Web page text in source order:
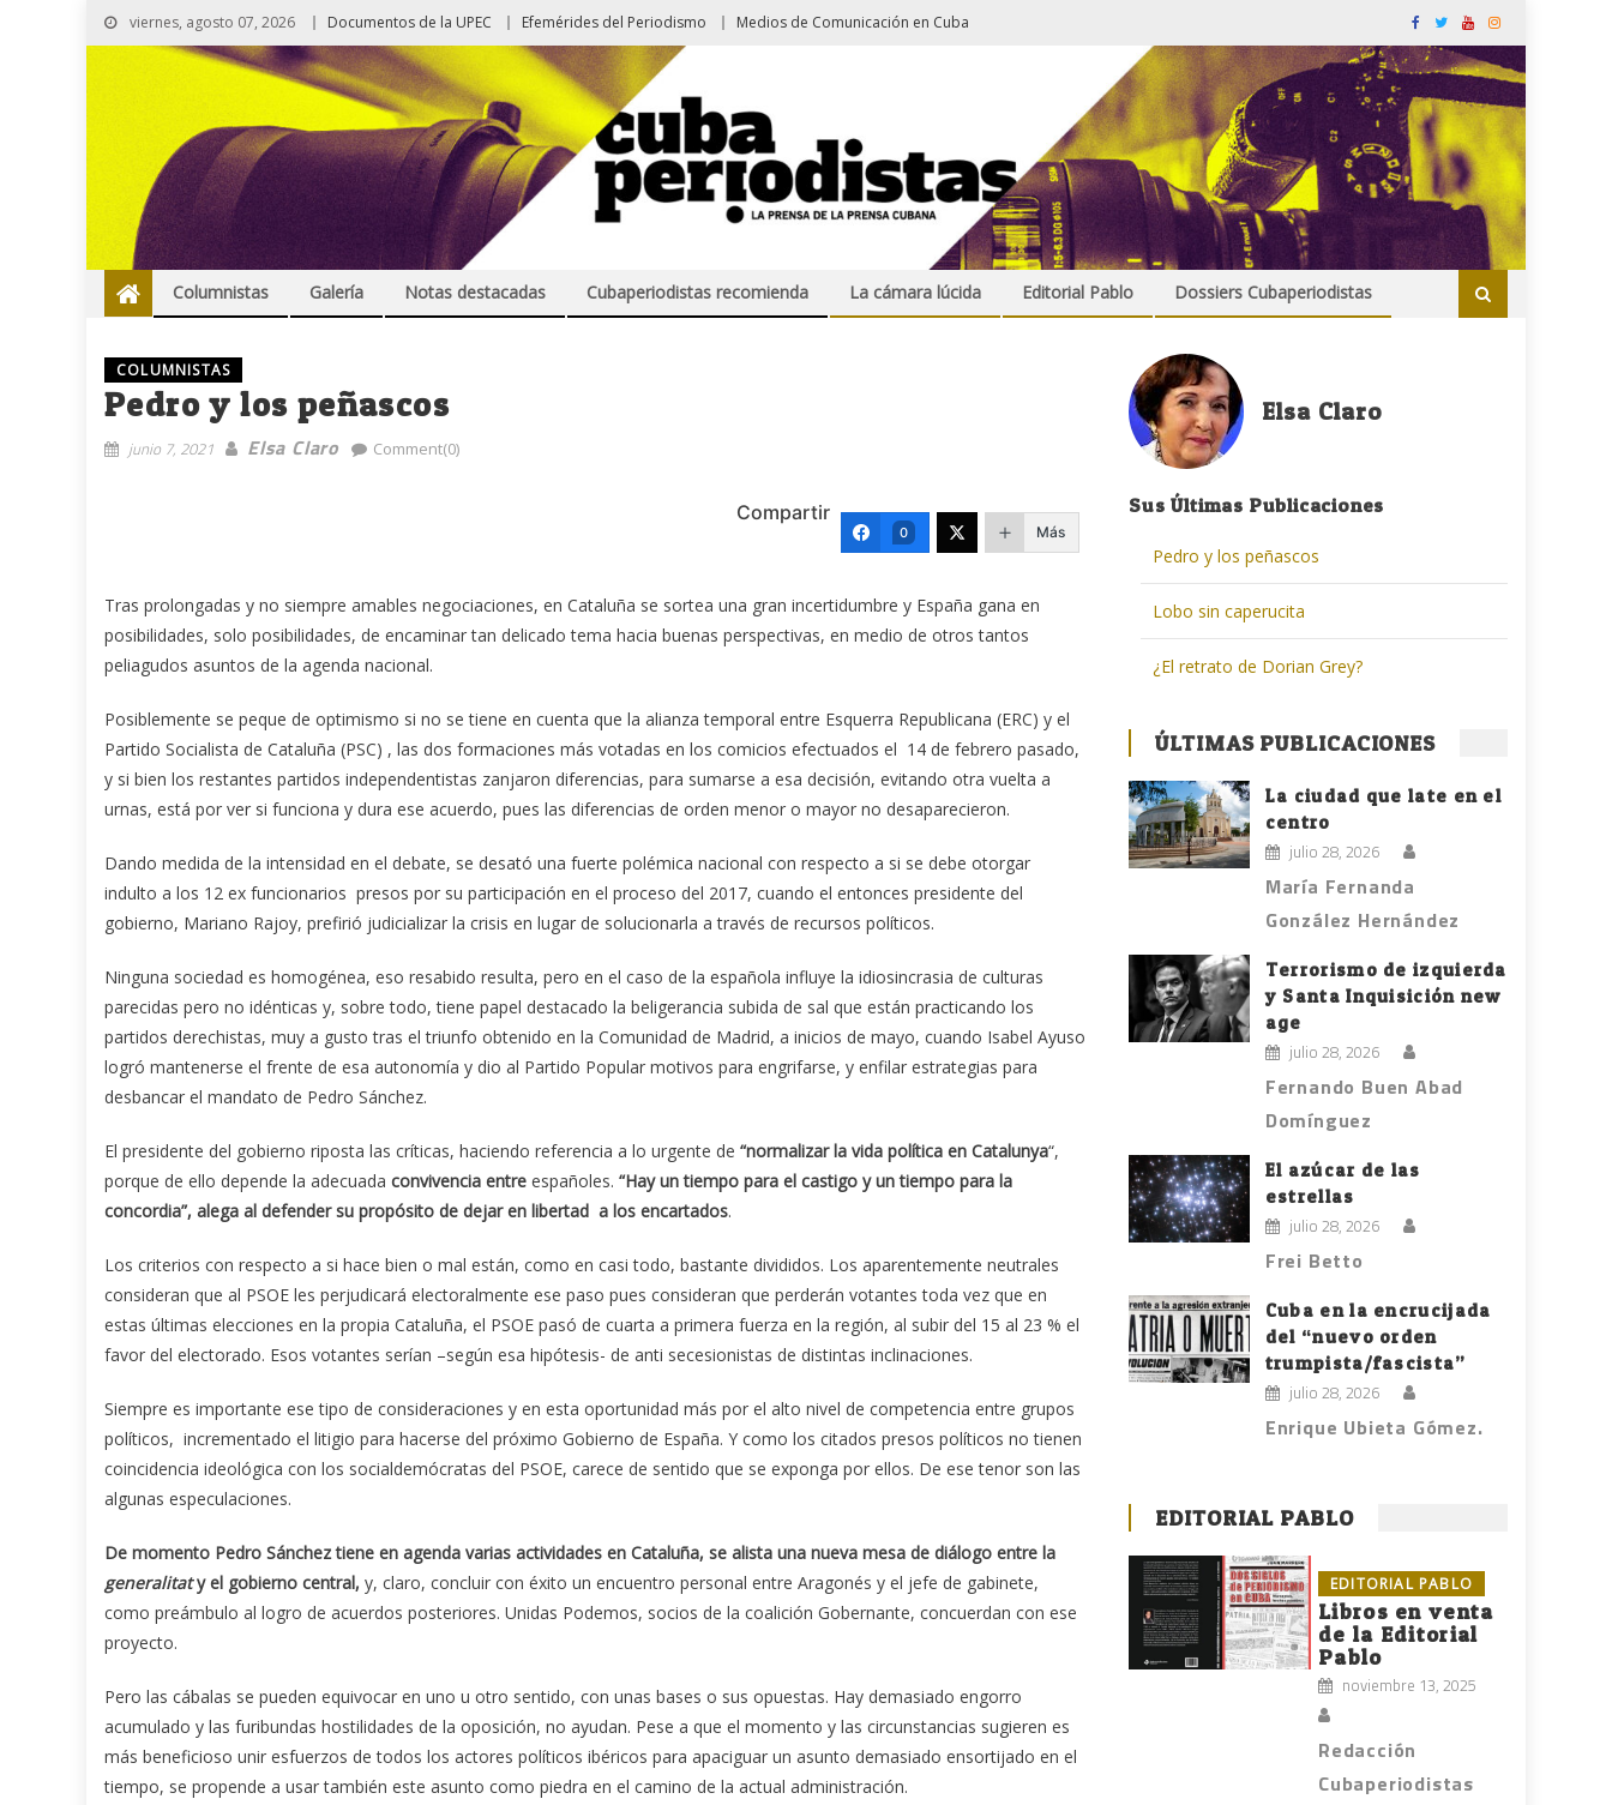
viernes, agosto 07, 2026 Documentos de la UPEC Efemérides del Periodismo Medios de Comunicación en Cuba
Columnistas Galería Notas destacadas Cubaperiodistas recomienda La cámara lúcida Editorial Pablo Dossiers Cubaperiodistas
COLUMNISTAS
Pedro y los peñascos
junio 7, 2021 Elsa Claro Comment(0)
Compartir
0 Más
Tras prolongadas y no siempre amables negociaciones, en Cataluña se sortea una gran incertidumbre y España gana en
posibilidades, solo posibilidades, de encaminar tan delicado tema hacia buenas perspectivas, en medio de otros tantos
peliagudos asuntos de la agenda nacional.
Posiblemente se peque de optimismo si no se tiene en cuenta que la alianza temporal entre Esquerra Republicana (ERC) y el
Partido Socialista de Cataluña (PSC) , las dos formaciones más votadas en los comicios efectuados el 14 de febrero pasado,
y si bien los restantes partidos independentistas zanjaron diferencias, para sumarse a esa decisión, evitando otra vuelta a
urnas, está por ver si funciona y dura ese acuerdo, pues las diferencias de orden menor o mayor no desaparecieron.
Dando medida de la intensidad en el debate, se desató una fuerte polémica nacional con respecto a si se debe otorgar
indulto a los 12 ex funcionarios presos por su participación en el proceso del 2017, cuando el entonces presidente del
gobierno, Mariano Rajoy, prefirió judicializar la crisis en lugar de solucionarla a través de recursos políticos.
Ninguna sociedad es homogénea, eso resabido resulta, pero en el caso de la española influye la idiosincrasia de culturas
parecidas pero no idénticas y, sobre todo, tiene papel destacado la beligerancia subida de sal que están practicando los
partidos derechistas, muy a gusto tras el triunfo obtenido en la Comunidad de Madrid, a inicios de mayo, cuando Isabel Ayuso
logró mantenerse el frente de esa autonomía y dio al Partido Popular motivos para engrifarse, y enfilar estrategias para
desbancar el mandato de Pedro Sánchez.
El presidente del gobierno riposta las críticas, haciendo referencia a lo urgente de “normalizar la vida política en Catalunya“,
porque de ello depende la adecuada convivencia entre españoles. “Hay un tiempo para el castigo y un tiempo para la
concordia”, alega al defender su propósito de dejar en libertad a los encartados.
Los criterios con respecto a si hace bien o mal están, como en casi todo, bastante divididos. Los aparentemente neutrales
consideran que al PSOE les perjudicará electoralmente ese paso pues consideran que perderán votantes toda vez que en
estas últimas elecciones en la propia Cataluña, el PSOE pasó de cuarta a primera fuerza en la región, al subir del 15 al 23 % el
favor del electorado. Esos votantes serían –según esa hipótesis- de anti secesionistas de distintas inclinaciones.
Siempre es importante ese tipo de consideraciones y en esta oportunidad más por el alto nivel de competencia entre grupos
políticos, incrementado el litigio para hacerse del próximo Gobierno de España. Y como los citados presos políticos no tienen
coincidencia ideológica con los socialdemócratas del PSOE, carece de sentido que se exponga por ellos. De ese tenor son las
algunas especulaciones.
De momento Pedro Sánchez tiene en agenda varias actividades en Cataluña, se alista una nueva mesa de diálogo entre la
generalitaty el gobierno central, y, claro, concluir con éxito un encuentro personal entre Aragonés y el jefe de gabinete,
como preámbulo al logro de acuerdos posteriores. Unidas Podemos, socios de la coalición Gobernante, concuerdan con ese
proyecto.
Pero las cábalas se pueden equivocar en uno u otro sentido, con unas bases o sus opuestas. Hay demasiado engorro
acumulado y las furibundas hostilidades de la oposición, no ayudan. Pese a que el momento y las circunstancias sugieren es
más beneficioso unir esfuerzos de todos los actores políticos ibéricos para apaciguar un asunto demasiado ensortijado en el
tiempo, se propende a usar también este asunto como piedra en el camino de la actual administración.
Elsa Claro
Sus Últimas Publicaciones
Pedro y los peñascos
Lobo sin caperucita
¿El retrato de Dorian Grey?
ÚLTIMAS PUBLICACIONES
La ciudad que late en el
centro
julio 28, 2026
María Fernanda
González Hernández
Terrorismo de izquierda
y Santa Inquisición new
age
julio 28, 2026
Fernando Buen Abad
Domínguez
El azúcar de las
estrellas
julio 28, 2026
Frei Betto
Cuba en la encrucijada
del “nuevo orden
trumpista/fascista”
julio 28, 2026
Enrique Ubieta Gómez.
EDITORIAL PABLO
EDITORIAL PABLO
Libros en venta
de la Editorial
Pablo
noviembre 13, 2025
Redacción
Cubaperiodistas